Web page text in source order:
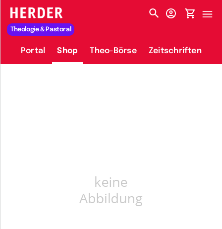
HERDER-MENÜ
Theologie & Pastoral
Portal Shop Theo-Börse Zeitschriften